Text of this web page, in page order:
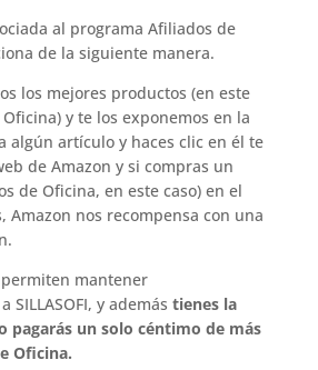
al programa Afiliados de
de la siguiente manera.
los mejores productos (en este
y te los exponemos en la
algún artículo y haces clic en él te
de Amazon y si compras un
de Oficina, en este caso) en el
Amazon nos recompensa con una
permiten mantener
SILLASOFI, y además tienes la
pagarás un solo céntimo de más
Oficina.